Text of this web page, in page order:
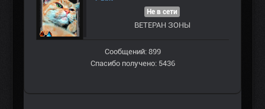
Не в сети
ВЕТЕРАН ЗOНЫ
Сообщений: 899
Спасибо получено: 5436